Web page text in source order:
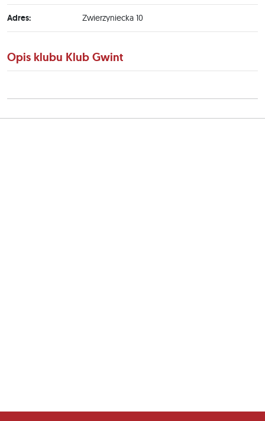
Adres: Zwierzyniecka 10
Opis klubu Klub Gwint